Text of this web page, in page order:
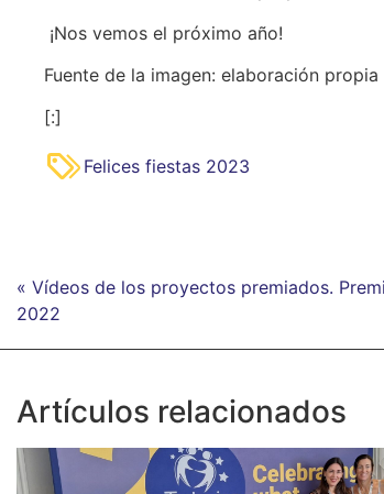
¡Nos vemos el próximo año!
Fuente de la imagen: elaboración propia
[:]
Felices fiestas 2023
« Vídeos de los proyectos premiados.
2022
Artículos relacionados